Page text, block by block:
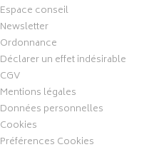
Espace conseil
Newsletter
Ordonnance
Déclarer un effet indésirable
CGV
Mentions légales
Données personnelles
Cookies
Préférences Cookies